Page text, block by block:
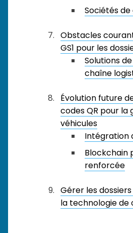
Sociétés
Obstacles
GS1 pour les
Solutions
chaîne
Évolution future
codes QR pour la
véhicules
Intégration
Blockchain
renforcée
Gérer les
la technologie de